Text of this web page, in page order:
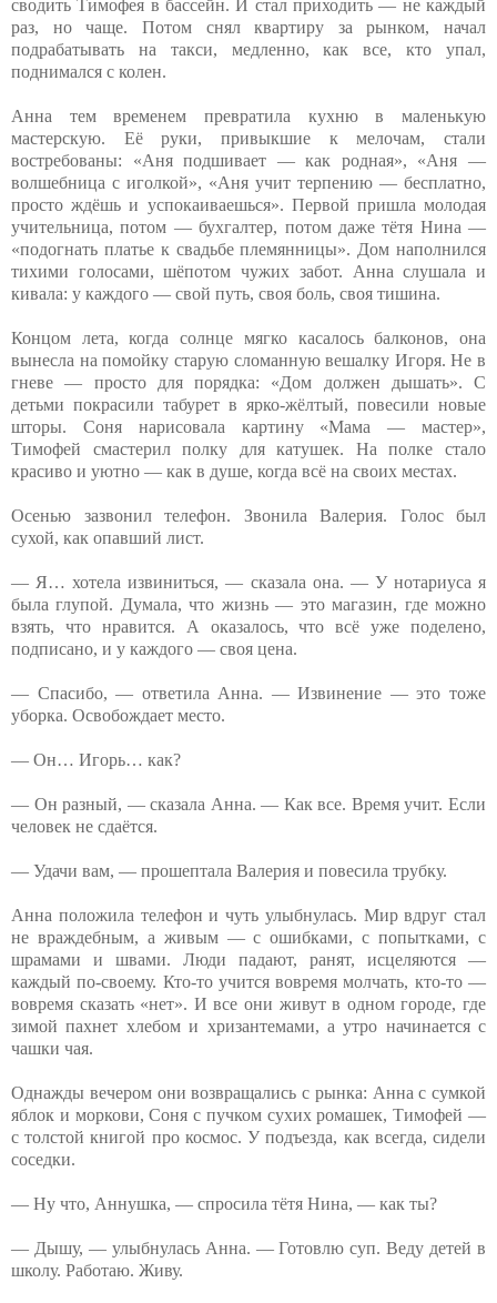
сводить Тимофея в бассейн. И стал приходить — не каждый
раз, но чаще. Потом снял квартиру за рынком, начал
подрабатывать на такси, медленно, как все, кто упал,
поднимался с колен.
Анна тем временем превратила кухню в маленькую
мастерскую. Её руки, привыкшие к мелочам, стали
востребованы: «Аня подшивает — как родная», «Аня —
волшебница с иголкой», «Аня учит терпению — бесплатно,
просто ждёшь и успокаиваешься». Первой пришла молодая
учительница, потом — бухгалтер, потом даже тётя Нина —
«подогнать платье к свадьбе племянницы». Дом наполнился
тихими голосами, шёпотом чужих забот. Анна слушала и
кивала: у каждого — свой путь, своя боль, своя тишина.
Концом лета, когда солнце мягко касалось балконов, она
вынесла на помойку старую сломанную вешалку Игоря. Не в
гневе — просто для порядка: «Дом должен дышать». С
детьми покрасили табурет в ярко-жёлтый, повесили новые
шторы. Соня нарисовала картину «Мама — мастер»,
Тимофей смастерил полку для катушек. На полке стало
красиво и уютно — как в душе, когда всё на своих местах.
Осенью зазвонил телефон. Звонила Валерия. Голос был
сухой, как опавший лист.
— Я… хотела извиниться, — сказала она. — У нотариуса я
была глупой. Думала, что жизнь — это магазин, где можно
взять, что нравится. А оказалось, что всё уже поделено,
подписано, и у каждого — своя цена.
— Спасибо, — ответила Анна. — Извинение — это тоже
уборка. Освобождает место.
— Он… Игорь… как?
— Он разный, — сказала Анна. — Как все. Время учит. Если
человек не сдаётся.
— Удачи вам, — прошептала Валерия и повесила трубку.
Анна положила телефон и чуть улыбнулась. Мир вдруг стал
не враждебным, а живым — с ошибками, с попытками, с
шрамами и швами. Люди падают, ранят, исцеляются —
каждый по-своему. Кто-то учится вовремя молчать, кто-то —
вовремя сказать «нет». И все они живут в одном городе, где
зимой пахнет хлебом и хризантемами, а утро начинается с
чашки чая.
Однажды вечером они возвращались с рынка: Анна с сумкой
яблок и моркови, Соня с пучком сухих ромашек, Тимофей —
с толстой книгой про космос. У подъезда, как всегда, сидели
соседки.
— Ну что, Аннушка, — спросила тётя Нина, — как ты?
— Дышу, — улыбнулась Анна. — Готовлю суп. Веду детей в
школу. Работаю. Живу.